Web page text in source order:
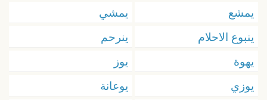
يمشع
يمشي
ينبوع الاحلام
ينرحم
يهوة
يوز
يوزي
يوعانة